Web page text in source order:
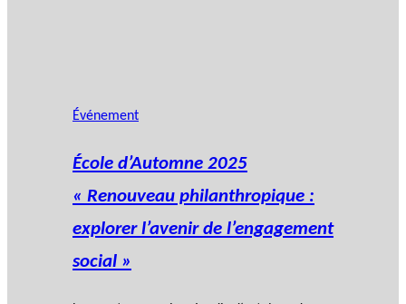
Événement
École d’Automne 2025
« Renouveau philanthropique :
explorer l’avenir de l’engagement
social »